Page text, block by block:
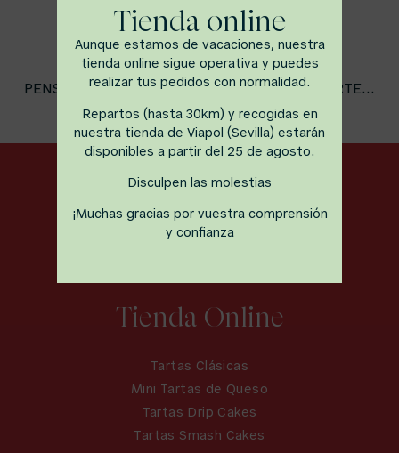
PENSAMOS QUE TAMBIÉN PODRÍA INTERESARTE...
Tienda Online
Tartas Clásicas
Mini Tartas de Queso
Tartas Drip Cakes
Tartas Smash Cakes
Tienda online
Aunque estamos de vacaciones, nuestra
tienda online sigue operativa y puedes
realizar tus pedidos con normalidad.
Repartos (hasta 30km) y recogidas en
nuestra tienda de Viapol (Sevilla) estarán
disponibles a partir del 25 de agosto.
Disculpen las molestias
¡Muchas gracias por vuestra comprensión
y confianza